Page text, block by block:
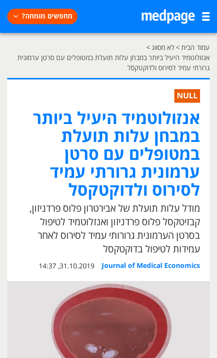
מחפשים מומחה?
עמוד הבית>לא מסווג>
אנזולוטמיד היעיל ביותר במבחן עלות תועלת במטופלים עם סרטן ערמונית
גרורתי עמיד לסירוס ולדוקטקסל
NULL
אנזולוטמיד היעיל ביותר
במבחן עלות תועלת
במטופלים עם סרטן
ערמונית גרורתי עמיד
לסירוס ולדוקטקסל
מודל עלות תועלת של אבירטרון פלוס פרדניזון,
קבזיטקסל פלוס פרדניזון ואנזלוטמיד לטיפול
בסרטן הערמונית גרורותי עמיד לסירוס לאחר
עמידות לטיפול בדוקטקסל
Journal of Medical Economics
31.10.2019, 14:37